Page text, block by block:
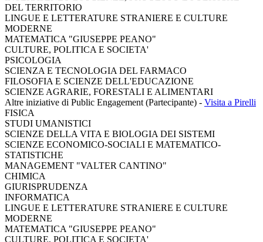
DEL TERRITORIO
LINGUE E LETTERATURE STRANIERE E CULTURE
MODERNE
MATEMATICA "GIUSEPPE PEANO"
CULTURE, POLITICA E SOCIETA'
PSICOLOGIA
SCIENZA E TECNOLOGIA DEL FARMACO
FILOSOFIA E SCIENZE DELL'EDUCAZIONE
SCIENZE AGRARIE, FORESTALI E ALIMENTARI
Altre iniziative di Public Engagement (Partecipante) - Visita a Pirelli
FISICA
STUDI UMANISTICI
SCIENZE DELLA VITA E BIOLOGIA DEI SISTEMI
SCIENZE ECONOMICO-SOCIALI E MATEMATICO-
STATISTICHE
MANAGEMENT "VALTER CANTINO"
CHIMICA
GIURISPRUDENZA
INFORMATICA
LINGUE E LETTERATURE STRANIERE E CULTURE
MODERNE
MATEMATICA "GIUSEPPE PEANO"
CULTURE, POLITICA E SOCIETA'